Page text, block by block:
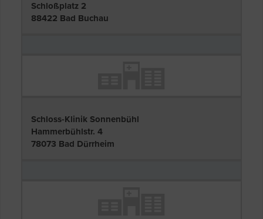
Schloßplatz 2
88422 Bad Buchau
Schloss-Klinik Sonnenbühl
Hammerbühlstr. 4
78073 Bad Dürrheim